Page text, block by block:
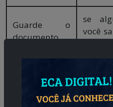
Guarde o
documento
se
você
No Brasil, há
mais sério: